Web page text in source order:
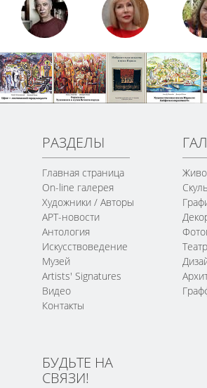
РАЗДЕЛЫ
Главная страница
On-line галерея
Художники / Авторы
АРТ-новости
Антология
Искусствоведение
Музей
Artists' Signatures
Видео
Контакты
БУДЬТЕ НА
СВЯЗИ!